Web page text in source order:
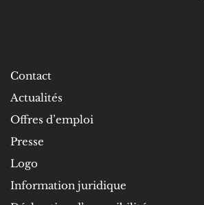
Contact
Actualités
Offres d’emploi
Presse
Logo
Information juridique